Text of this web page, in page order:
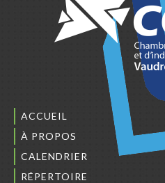
ACCUEIL
À PROPOS
CALENDRIER
RÉPERTOIRE